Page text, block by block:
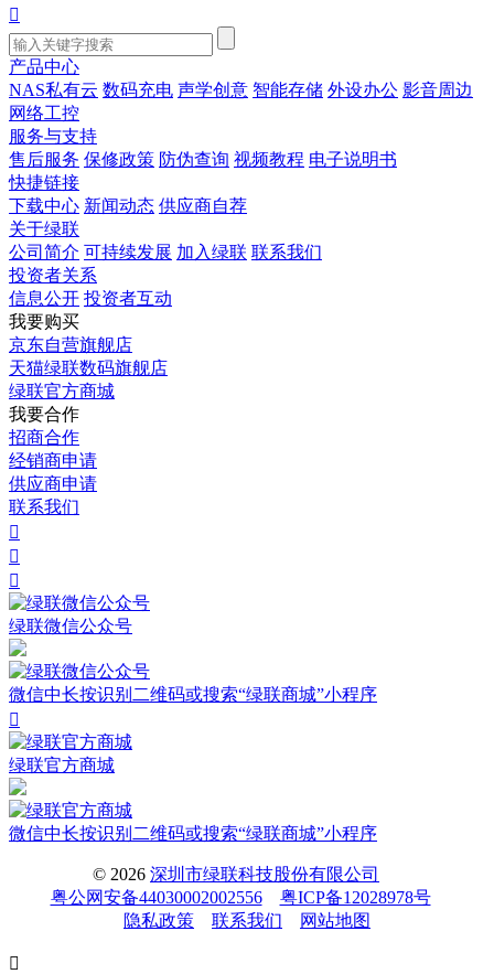

产品中心
NAS私有云 数码充电 声学创意 智能存储 外设办公 影音周边
网络工控
服务与支持
售后服务 保修政策 防伪查询 视频教程 电子说明书
快捷链接
下载中心 新闻动态 供应商自荐
关于绿联
公司简介 可持续发展 加入绿联 联系我们
投资者关系
信息公开 投资者互动
我要购买
京东自营旗舰店
天猫绿联数码旗舰店
绿联官方商城
我要合作
招商合作
经销商申请
供应商申请
联系我们



绿联微信公众号
微信中长按识别二维码或搜索“绿联商城”小程序

绿联官方商城
微信中长按识别二维码或搜索“绿联商城”小程序
© 2026 深圳市绿联科技股份有限公司
粤公网安备44030002002556
粤ICP备12028978号
隐私政策
联系我们 网站地图
